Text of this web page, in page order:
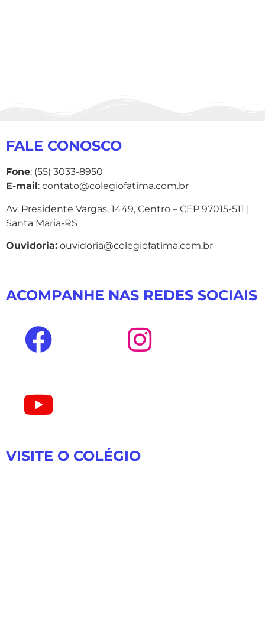
FALE CONOSCO
Fone: (55) 3033-8950
E-mail: contato@colegiofatima.com.br
Av. Presidente Vargas, 1449, Centro – CEP 97015-511 |
Santa Maria-RS
Ouvidoria: ouvidoria@colegiofatima.com.br
ACOMPANHE NAS REDES SOCIAIS
VISITE O COLÉGIO